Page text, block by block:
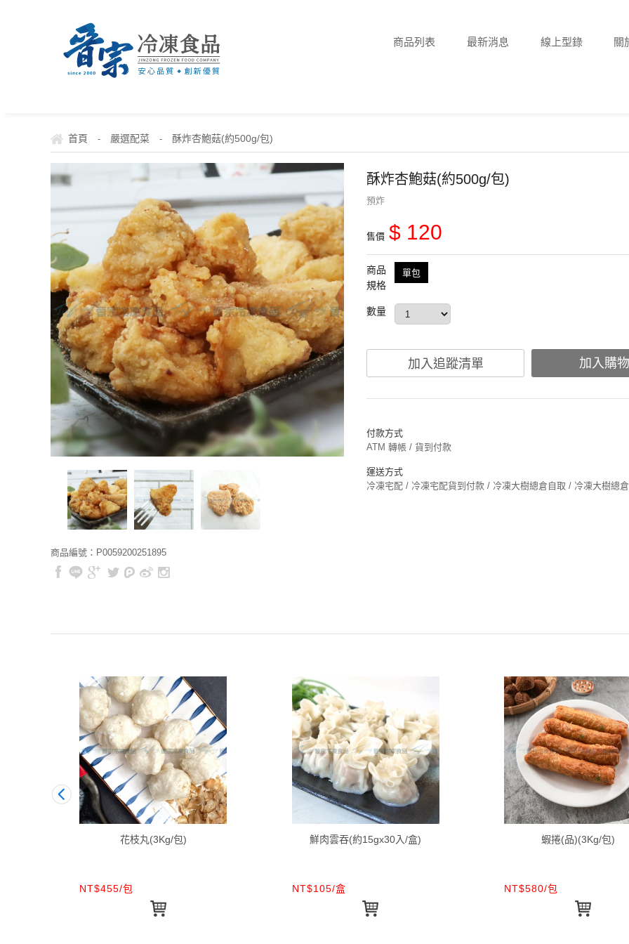
商品列表 最新消息 線上型錄 關
首頁 - 嚴選配菜 - 酥炸杏鮑菇(約500g/包)
商品編號：P0059200251895
酥炸杏鮑菇(約500g/包)
預炸
售價 $ 120
商品
規格
單包
數量
加入追蹤清單 加入購
付款方式
ATM 轉帳 / 貨到付款
運送方式
冷凍宅配 / 冷凍宅配貨到付款 / 冷凍大樹總倉自取 / 冷凍大樹總
花枝丸(3Kg/包)
NT$455/包
鮮肉雲吞(約15gx30入/盒)
NT$105/盒
蝦捲(品)(3Kg/包)
NT$580/包